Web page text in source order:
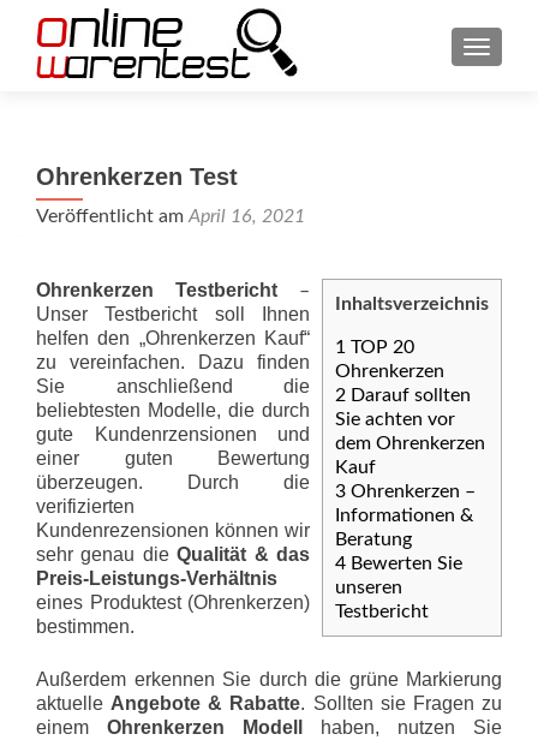
Ohrenkerzen Test
Veröffentlicht am April 16, 2021
Inhaltsverzeichnis
1 TOP 20
Ohrenkerzen
2 Darauf sollten
Sie achten vor
dem Ohrenkerzen
Kauf
3 Ohrenkerzen –
Informationen &
Beratung
4 Bewerten Sie
unseren
Testbericht
Ohrenkerzen Testbericht –
Unser Testbericht soll Ihnen
helfen den „Ohrenkerzen Kauf“
zu vereinfachen. Dazu finden
Sie anschließend die
beliebtesten Modelle, die durch
gute Kundenrzensionen und
einer guten Bewertung
überzeugen. Durch die
verifizierten
Kundenrezensionen können wir
sehr genau dieQualität & das
Preis-Leis­tungs-Ver­hält­nis
eines Produktest (Ohrenkerzen)
bestimmen.
Außerdem erkennen Sie durch die grüne Markierung
aktuelle Angebote & Rabatte. Sollten sie Fragen zu
einem Ohrenkerzen Modell
haben, nutzen Sie